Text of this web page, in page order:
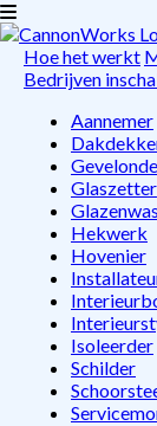
Hoe het werkt
Bedrijven
Aannemer
Glaszetter
Hekwerk
Hovenier
Isoleerder
Schilder